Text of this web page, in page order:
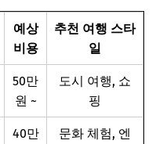
예상
비용
추천 여행 스타
일
50만
원 ~
도시 여행, 쇼
핑
40만
문화 체험, 엔